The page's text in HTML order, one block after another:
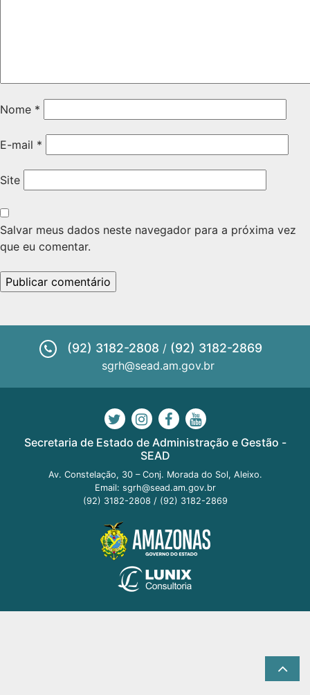
Nome *
E-mail *
Site
Salvar meus dados neste navegador para a próxima vez
que eu comentar.
(92) 3182-2808 / (92) 3182-2869
sgrh@sead.am.gov.br
Secretaria de Estado de Administração e Gestão -
SEAD
Av. Constelação, 30 – Conj. Morada do Sol, Aleixo.
Email: sgrh@sead.am.gov.br
(92) 3182-2808 / (92) 3182-2869